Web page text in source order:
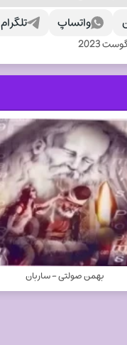
تلگرام واتساپ
بهمن صولتی - ساربان